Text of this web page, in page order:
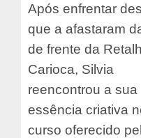
Após enfrentar
que a afastaram
de frente da
Carioca, Silvia
reencontrou a sua
essência criativa
curso oferecido